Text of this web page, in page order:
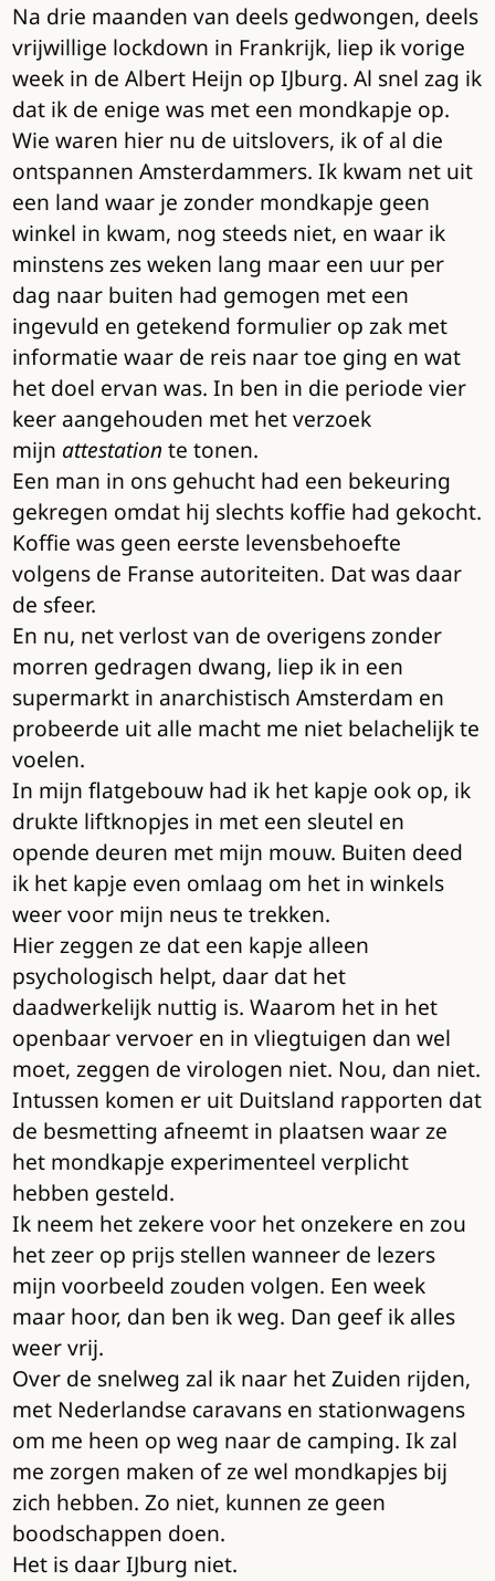
Na drie maanden van deels gedwongen, deels
vrijwillige lockdown in Frankrijk, liep ik vorige
week in de Albert Heijn op IJburg. Al snel zag ik
dat ik de enige was met een mondkapje op.
Wie waren hier nu de uitslovers, ik of al die
ontspannen Amsterdammers. Ik kwam net uit
een land waar je zonder mondkapje geen
winkel in kwam, nog steeds niet, en waar ik
minstens zes weken lang maar een uur per
dag naar buiten had gemogen met een
ingevuld en getekend formulier op zak met
informatie waar de reis naar toe ging en wat
het doel ervan was. In ben in die periode vier
keer aangehouden met het verzoek
mijn attestation te tonen.
Een man in ons gehucht had een bekeuring
gekregen omdat hij slechts koffie had gekocht.
Koffie was geen eerste levensbehoefte
volgens de Franse autoriteiten. Dat was daar
de sfeer.
En nu, net verlost van de overigens zonder
morren gedragen dwang, liep ik in een
supermarkt in anarchistisch Amsterdam en
probeerde uit alle macht me niet belachelijk te
voelen.
In mijn flatgebouw had ik het kapje ook op, ik
drukte liftknopjes in met een sleutel en
opende deuren met mijn mouw. Buiten deed
ik het kapje even omlaag om het in winkels
weer voor mijn neus te trekken.
Hier zeggen ze dat een kapje alleen
psychologisch helpt, daar dat het
daadwerkelijk nuttig is. Waarom het in het
openbaar vervoer en in vliegtuigen dan wel
moet, zeggen de virologen niet. Nou, dan niet.
Intussen komen er uit Duitsland rapporten dat
de besmetting afneemt in plaatsen waar ze
het mondkapje experimenteel verplicht
hebben gesteld.
Ik neem het zekere voor het onzekere en zou
het zeer op prijs stellen wanneer de lezers
mijn voorbeeld zouden volgen. Een week
maar hoor, dan ben ik weg. Dan geef ik alles
weer vrij.
Over de snelweg zal ik naar het Zuiden rijden,
met Nederlandse caravans en stationwagens
om me heen op weg naar de camping. Ik zal
me zorgen maken of ze wel mondkapjes bij
zich hebben. Zo niet, kunnen ze geen
boodschappen doen.
Het is daar IJburg niet.